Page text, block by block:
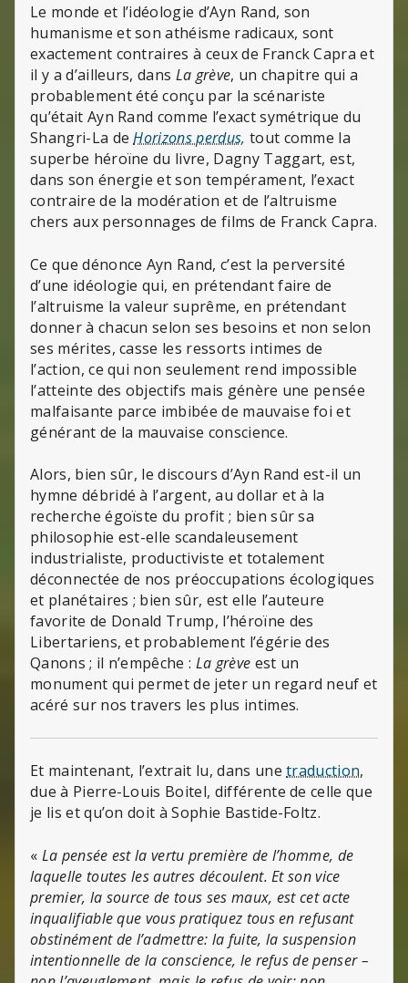
Le monde et l’idéologie d’Ayn Rand, son
humanisme et son athéisme radicaux, sont
exactement contraires à ceux de Franck Capra et
il y a d’ailleurs, dans La grève, un chapitre qui a
probablement été conçu par la scénariste
qu’était Ayn Rand comme l’exact symétrique du
Shangri-La deHorizons perdus, tout comme la
superbe héroïne du livre, Dagny Taggart, est,
dans son énergie et son tempérament, l’exact
contraire de la modération et de l’altruisme
chers aux personnages de films de Franck Capra.
Ce que dénonce Ayn Rand, c’est la perversité
d’une idéologie qui, en prétendant faire de
l’altruisme la valeur suprême, en prétendant
donner à chacun selon ses besoins et non selon
ses mérites, casse les ressorts intimes de
l’action, ce qui non seulement rend impossible
l’atteinte des objectifs mais génère une pensée
malfaisante parce imbibée de mauvaise foi et
générant de la mauvaise conscience.
Alors, bien sûr, le discours d’Ayn Rand est-il un
hymne débridé à l’argent, au dollar et à la
recherche égoïste du profit ; bien sûr sa
philosophie est-elle scandaleusement
industrialiste, productiviste et totalement
déconnectée de nos préoccupations écologiques
et planétaires ; bien sûr, est elle l’auteure
favorite de Donald Trump, l’héroïne des
Libertariens, et probablement l’égérie des
Qanons ; il n’empêche : La grève est un
monument qui permet de jeter un regard neuf et
acéré sur nos travers les plus intimes.
Et maintenant, l’extrait lu, dans unetraduction,
due à Pierre-Louis Boitel, différente de celle que
je lis et qu’on doit à Sophie Bastide-Foltz.
« La pensée est la vertu première de l’homme, de
laquelle toutes les autres découlent. Et son vice
premier, la source de tous ses maux, est cet acte
inqualifiable que vous pratiquez tous en refusant
obstinément de l’admettre: la fuite, la suspension
intentionnelle de la conscience, le refus de penser –